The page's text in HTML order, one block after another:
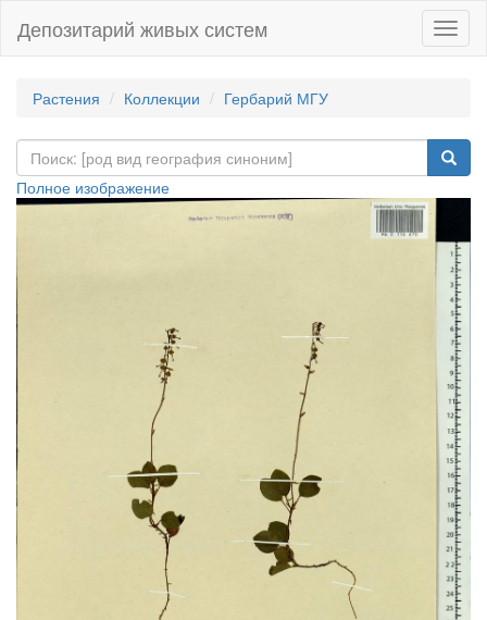
Депозитарий живых систем
Растения Коллекции Гербарий МГУ
Полное изображение